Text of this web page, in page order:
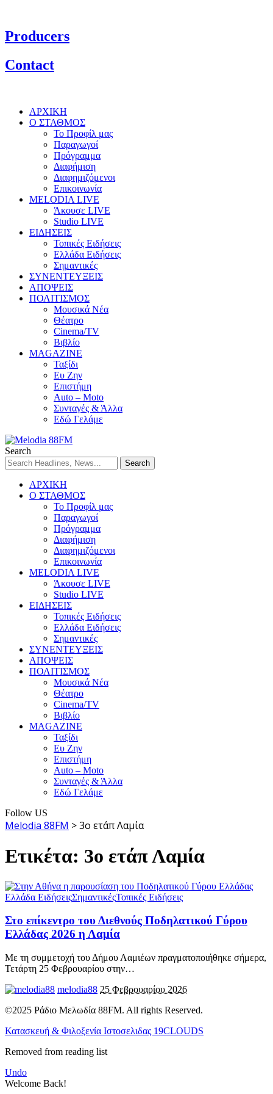
Producers
Contact
ΑΡΧΙΚΗ
Ο ΣΤΑΘΜΟΣ
Το Προφίλ μας
Παραγωγοί
Πρόγραμμα
Διαφήμιση
Διαφημιζόμενοι
Επικοινωνία
MELODIA LIVE
Άκουσε LIVE
Studio LIVE
ΕΙΔΗΣΕΙΣ
Τοπικές Ειδήσεις
Ελλάδα Ειδήσεις
Σημαντικές
ΣΥΝΕΝΤΕΥΞΕΙΣ
ΑΠΟΨΕΙΣ
ΠΟΛΙΤΙΣΜΟΣ
Μουσικά Νέα
Θέατρο
Cinema/TV
Βιβλίο
MAGAZINE
Ταξίδι
Ευ Ζην
Επιστήμη
Auto – Moto
Συνταγές & Άλλα
Εδώ Γελάμε
Search
ΑΡΧΙΚΗ
Ο ΣΤΑΘΜΟΣ
Το Προφίλ μας
Παραγωγοί
Πρόγραμμα
Διαφήμιση
Διαφημιζόμενοι
Επικοινωνία
MELODIA LIVE
Άκουσε LIVE
Studio LIVE
ΕΙΔΗΣΕΙΣ
Τοπικές Ειδήσεις
Ελλάδα Ειδήσεις
Σημαντικές
ΣΥΝΕΝΤΕΥΞΕΙΣ
ΑΠΟΨΕΙΣ
ΠΟΛΙΤΙΣΜΟΣ
Μουσικά Νέα
Θέατρο
Cinema/TV
Βιβλίο
MAGAZINE
Ταξίδι
Ευ Ζην
Επιστήμη
Auto – Moto
Συνταγές & Άλλα
Εδώ Γελάμε
Follow US
Melodia 88FM >3ο ετάπ Λαμία
Ετικέτα: 3ο ετάπ Λαμία
Ελλάδα ΕιδήσειςΣημαντικέςΤοπικές Ειδήσεις
Στο επίκεντρο του Διεθνούς Ποδηλατικού Γύρου
Ελλάδας 2026 η Λαμία
Με τη συμμετοχή του Δήμου Λαμιέων πραγματοποιήθηκε σήμερα,
Τετάρτη 25 Φεβρουαρίου στην…
melodia88 25 Φεβρουαρίου 2026
©2025 Ράδιο Μελωδία 88FM. All rights Reserved.
Κατασκευή & Φιλοξενία Ιστοσελιδας 19CLOUDS
Removed from reading list
Undo
Welcome Back!